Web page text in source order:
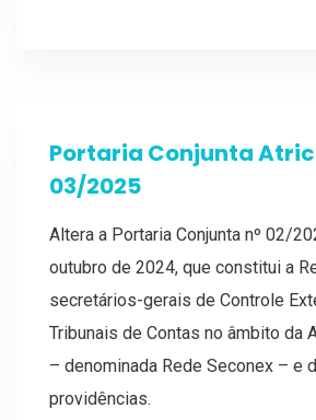
Portaria Conjunta
03/2025
Altera a Portaria Conjunta nº 02/
outubro de 2024, que constitui a
secretários-gerais de Controle
Tribunais de Contas no âmbito da
– denominada Rede Seconex – e
providências.